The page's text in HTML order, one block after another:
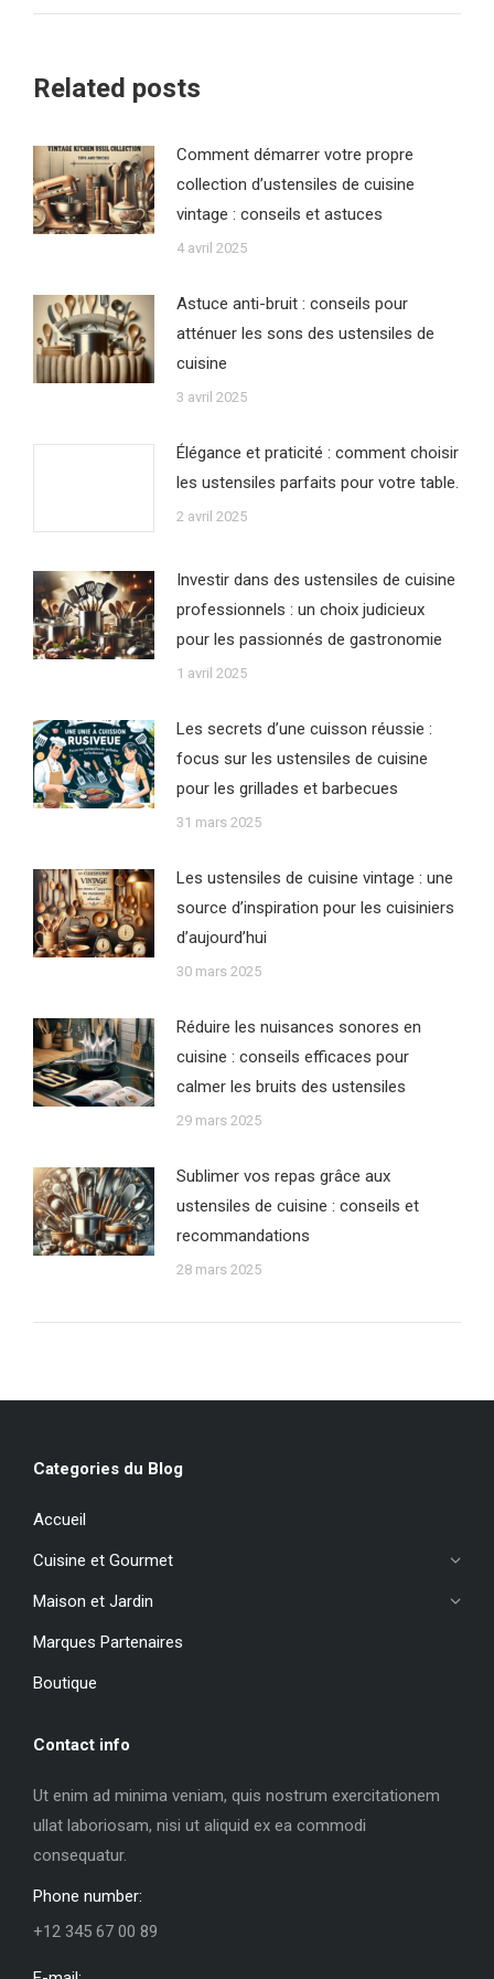
:
Related posts
Comment démarrer votre propre
collection d’ustensiles de cuisine
vintage : conseils et astuces
4 avril 2025
Astuce anti-bruit : conseils pour
atténuer les sons des ustensiles de
cuisine
3 avril 2025
Élégance et praticité : comment choisir
les ustensiles parfaits pour votre table.
2 avril 2025
Investir dans des ustensiles de cuisine
professionnels : un choix judicieux
pour les passionnés de gastronomie
1 avril 2025
Les secrets d’une cuisson réussie :
focus sur les ustensiles de cuisine
pour les grillades et barbecues
31 mars 2025
Les ustensiles de cuisine vintage : une
source d’inspiration pour les cuisiniers
d’aujourd’hui
30 mars 2025
Réduire les nuisances sonores en
cuisine : conseils efficaces pour
calmer les bruits des ustensiles
29 mars 2025
Sublimer vos repas grâce aux
ustensiles de cuisine : conseils et
recommandations
28 mars 2025
Categories du Blog
Accueil
Cuisine et Gourmet
Maison et Jardin
Marques Partenaires
Boutique
Contact info
Ut enim ad minima veniam, quis nostrum exercitationem
ullat laboriosam, nisi ut aliquid ex ea commodi
consequatur.
Phone number:
+12 345 67 00 89